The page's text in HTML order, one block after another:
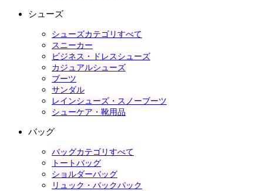
シューズ
シューズカテゴリすべて
スニーカー
ビジネス・ドレスシューズ
カジュアルシューズ
ブーツ
サンダル
レインシューズ・スノーブーツ
シューケア・靴用品
バッグ
バッグカテゴリすべて
トートバッグ
ショルダーバッグ
リュック・バックパック